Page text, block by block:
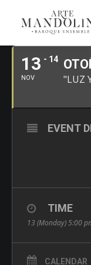
13
NOV
- 14
"LUZ
EVENT
TIME
13 (Monday) 5:00
CALENDAR